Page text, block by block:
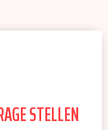
STELLEN